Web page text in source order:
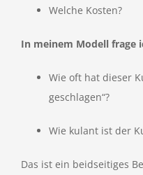
Welche Kosten?
In meinem Modell frage
Wie oft hat dieser
geschlagen“?
Wie kulant ist der
Das ist ein beidseitiges